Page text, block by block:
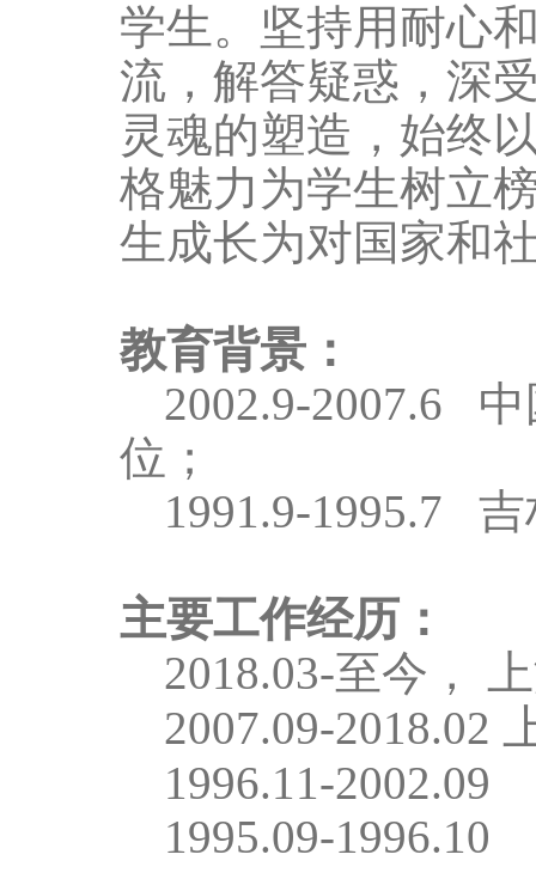
学生。 坚持用耐心
流，解答疑惑，深
灵魂的塑造，始终
格魅力为学生树立
生成长为对国家和
教育背景：
2002.9-2007.6
位；
1991.9-1995.7吉
主要工作经历：
2018.03-至今，
2007.09-2018.02
1996.11-
1995.09-